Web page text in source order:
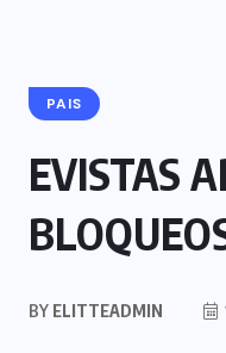
PAIS
EVISTAS
BY ELITTEADMIN